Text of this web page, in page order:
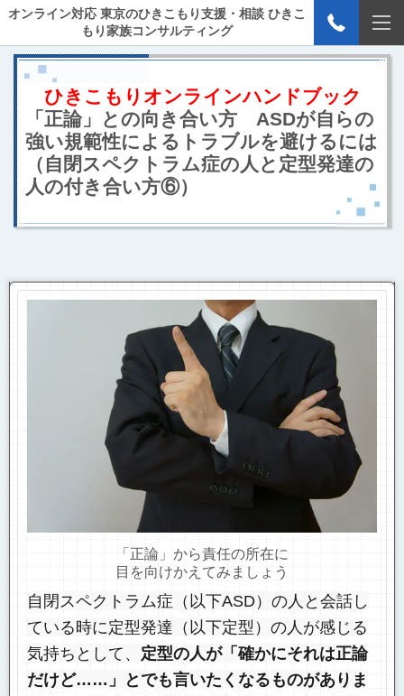
オンライン対応 東京のひきこもり支援・相談 ひきこ
もり家族コンサルティング
ひきこもりオンラインハンドブック
「正論」との向き合い方 ASDが自らの
強い規範性によるトラブルを避けるには
（自閉スペクトラム症の人と定型発達の
人の付き合い方⑥）
「正論」から責任の所在に
目を向けかえてみましょう
自閉スペクトラム症（以下ASD）の人と会話し
ている時に定型発達（以下定型）の人が感じる
気持ちとして、 定型の人が「確かにそれは正論
だけど……」とでも言いたくなるものがありま